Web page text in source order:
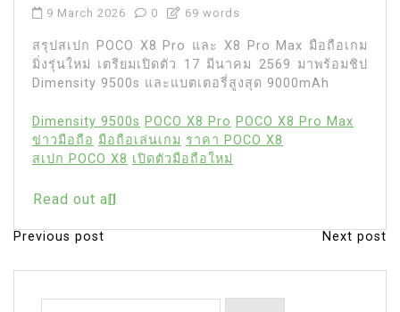
9 March 2026 0 69 words
สรุปสเปก POCO X8 Pro และ X8 Pro Max มือถือเกม
มิ่งรุ่นใหม่ เตรียมเปิดตัว 17 มีนาคม 2569 มาพร้อมชิป
Dimensity 9500s และแบตเตอรี่สูงสุด 9000mAh
Dimensity 9500s POCO X8 Pro POCO X8 Pro Max
ข่าวมือถือ มือถือเล่นเกม ราคา POCO X8
สเปก POCO X8 เปิดตัวมือถือใหม่
Read out all
P
o
Previous post Next post
Search